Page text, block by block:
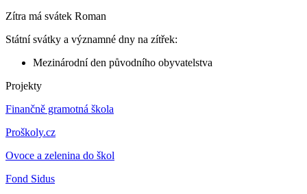
Zítra má svátek Roman
Státní svátky a významné dny na zítřek:
Mezinárodní den původního obyvatelstva
Projekty
Finančně gramotná škola
Proškoly.cz
Ovoce a zelenina do škol
Fond Sidus